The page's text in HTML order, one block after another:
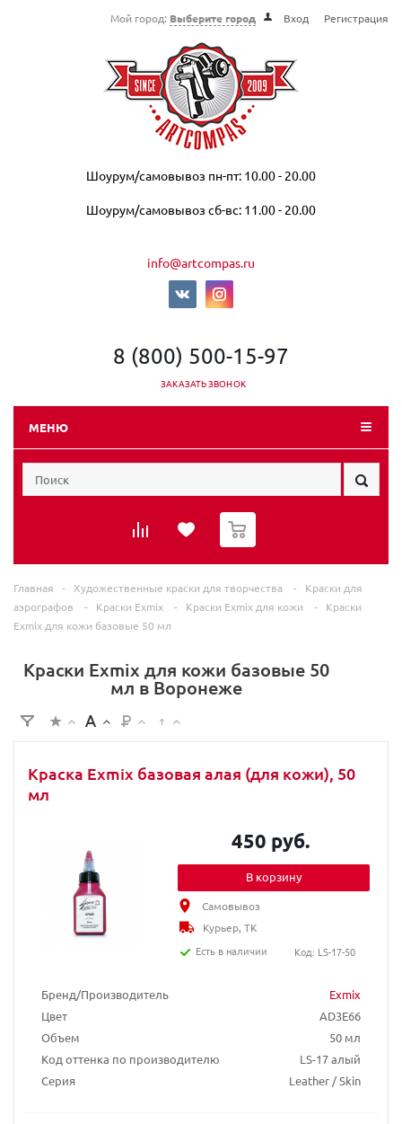
Мой город: Выберите город Вход Регистрация
Шоурум/самовывоз пн-пт: 10.00 - 20.00
Шоурум/самовывоз сб-вс: 11.00 - 20.00
info@artcompas.ru
8 (800) 500-15-97
ЗАКАЗАТЬ ЗВОНОК
МЕНЮ
0
Главная - Художественные краски для творчества -
Краски для
аэрографов
- Краски Exmix - Краски Exmix для кожи -
Краски
Exmix для кожи базовые 50 мл
Краски Exmix для кожи базовые 50
мл в Воронеже
Краска Exmix базовая алая (для кожи), 50
мл
Бренд/Производитель
Exmix
Цвет
AD3E66
Объем
50 мл
Код оттенка по производителю
LS-17 алый
Серия
Leather / Skin
450 руб.
В корзину
Самовывоз
Курьер, ТК
Есть в наличии
Код: LS-17-50